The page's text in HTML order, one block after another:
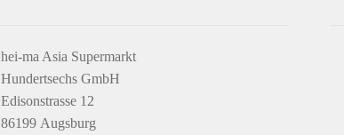
hei-ma Asia Supermarkt
Hundertsechs GmbH
Edisonstrasse 12
86199 Augsburg